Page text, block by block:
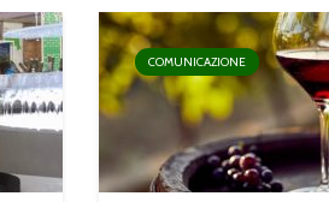
COMUNICAZIONE